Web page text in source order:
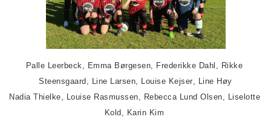
Palle Leerbeck, Emma Børgesen, Frederikke Dahl, Rikke
Steensgaard, Line Larsen, Louise Kejser, Line Høy
Nadia Thielke, Louise Rasmussen, Rebecca Lund Olsen, Liselotte
Kold, Karin Kim